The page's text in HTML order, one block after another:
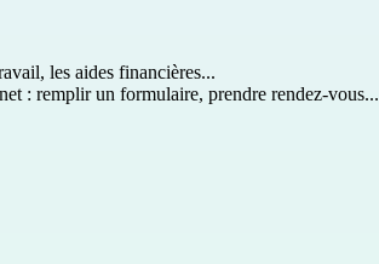
les aides financières...
: remplir un formulaire, prendre rendez-vous...